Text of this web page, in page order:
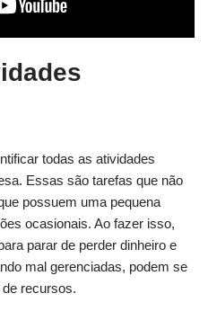
todas as atividades
Essas são tarefas que não
possuem uma pequena
ocasionais. Ao fazer isso,
parar de perder dinheiro e
mal gerenciadas, podem se
recursos.